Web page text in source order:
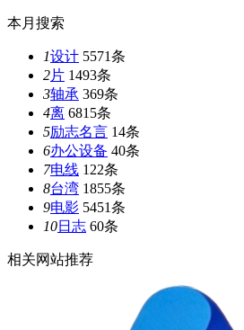
本月搜索
1设计 5571条
2片 1493条
3轴承 369条
4离 6815条
5励志名言 14条
6办公设备 40条
7电线 122条
8台湾 1855条
9电影 5451条
10日志 60条
相关网站推荐